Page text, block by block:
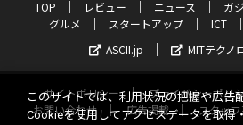
TOP レビュー ニュース ガ
グルメ
スタートアップ ICT
ASCII.jp
MITテクノ
サイトポリシー プライバシーポリ
お問い合わせ
広告掲載 スタッ
このサイトでは、利用状況の把握や広告
Cookieを使用してアクセスデータを取得